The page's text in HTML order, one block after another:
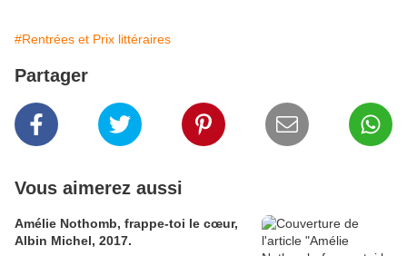
#Rentrées et Prix littéraires
Partager
Vous aimerez aussi
Amélie Nothomb, frappe-toi le cœur,
Albin Michel, 2017.